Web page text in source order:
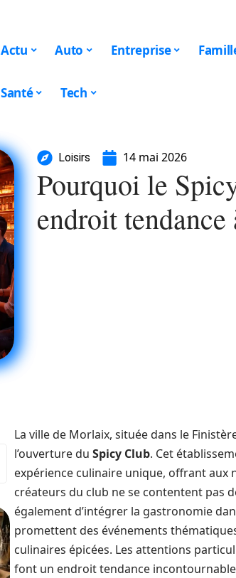
Actu Auto Entreprise
Santé Tech
Loisirs 14 mai 2026
Pourquoi le
endroit tendance
La ville de Morlaix, située dans le
l’ouverture du Spicy Club. Cet
expérience culinaire unique, offrant aux
créateurs du club ne se contentent pas
également d’intégrer la gastronomie
promettent des événements
culinaires épicées. Les attentions
font un endroit tendance